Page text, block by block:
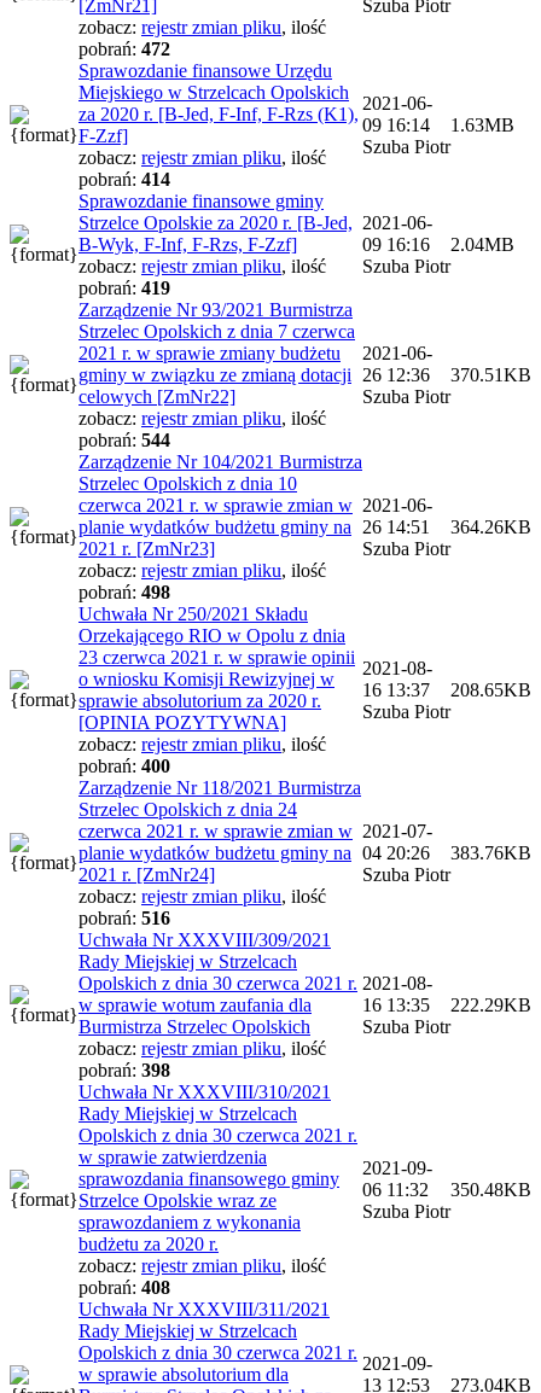
[ZmNr21]
zobacz: rejestr zmian pliku, ilość
pobrań: 472
Szuba Piotr
Sprawozdanie finansowe Urzędu
Miejskiego w Strzelcach Opolskich
za 2020 r. [B-Jed, F-Inf, F-Rzs (K1),
F-Zzf]
zobacz: rejestr zmian pliku, ilość
pobrań: 414
2021-06-
09 16:14
Szuba Piotr
1.63MB
Sprawozdanie finansowe gminy
Strzelce Opolskie za 2020 r. [B-Jed,
B-Wyk, F-Inf, F-Rzs, F-Zzf]
zobacz: rejestr zmian pliku, ilość
pobrań: 419
2021-06-
09 16:16
Szuba Piotr
2.04MB
Zarządzenie Nr 93/2021 Burmistrza
Strzelec Opolskich z dnia 7 czerwca
2021 r. w sprawie zmiany budżetu
gminy w związku ze zmianą dotacji
celowych [ZmNr22]
zobacz: rejestr zmian pliku, ilość
pobrań: 544
2021-06-
26 12:36
Szuba Piotr
370.51KB
Zarządzenie Nr 104/2021 Burmistrza
Strzelec Opolskich z dnia 10
czerwca 2021 r. w sprawie zmian w
planie wydatków budżetu gminy na
2021 r. [ZmNr23]
zobacz: rejestr zmian pliku, ilość
pobrań: 498
2021-06-
26 14:51
Szuba Piotr
364.26KB
Uchwała Nr 250/2021 Składu
Orzekającego RIO w Opolu z dnia
23 czerwca 2021 r. w sprawie opinii
o wniosku Komisji Rewizyjnej w
sprawie absolutorium za 2020 r.
[OPINIA POZYTYWNA]
zobacz: rejestr zmian pliku, ilość
pobrań: 400
2021-08-
16 13:37
Szuba Piotr
208.65KB
Zarządzenie Nr 118/2021 Burmistrza
Strzelec Opolskich z dnia 24
czerwca 2021 r. w sprawie zmian w
planie wydatków budżetu gminy na
2021 r. [ZmNr24]
zobacz: rejestr zmian pliku, ilość
pobrań: 516
2021-07-
04 20:26
Szuba Piotr
383.76KB
Uchwała Nr XXXVIII/309/2021
Rady Miejskiej w Strzelcach
Opolskich z dnia 30 czerwca 2021 r.
w sprawie wotum zaufania dla
Burmistrza Strzelec Opolskich
zobacz: rejestr zmian pliku, ilość
pobrań: 398
2021-08-
16 13:35
Szuba Piotr
222.29KB
Uchwała Nr XXXVIII/310/2021
Rady Miejskiej w Strzelcach
Opolskich z dnia 30 czerwca 2021 r.
w sprawie zatwierdzenia
sprawozdania finansowego gminy
Strzelce Opolskie wraz ze
sprawozdaniem z wykonania
budżetu za 2020 r.
zobacz: rejestr zmian pliku, ilość
pobrań: 408
2021-09-
06 11:32
Szuba Piotr
350.48KB
Uchwała Nr XXXVIII/311/2021
Rady Miejskiej w Strzelcach
Opolskich z dnia 30 czerwca 2021 r.
w sprawie absolutorium dla
2021-09-
13 12:53
273.04KB